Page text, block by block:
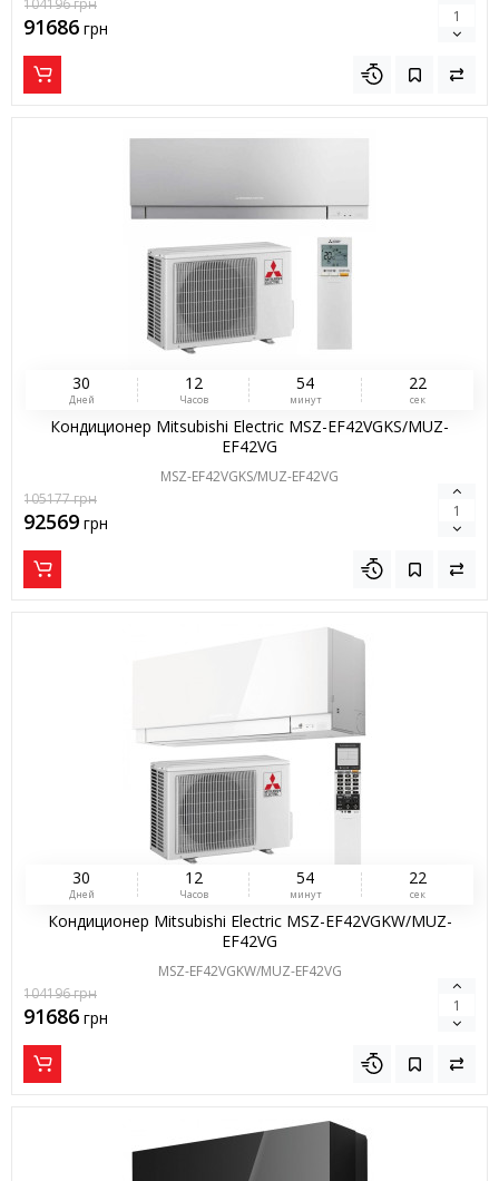
104196грн
91686 грн
30
Дней
1 2
Часов
54
минут
21
сек
Кондиционер Mitsubishi Electric MSZ-EF42VGKS/MUZ-
EF42VG
MSZ-EF42VGKS/MUZ-EF42VG
105177грн
92569 грн
30
Дней
1 2
Часов
54
минут
21
сек
Кондиционер Mitsubishi Electric MSZ-EF42VGKW/MUZ-
EF42VG
MSZ-EF42VGKW/MUZ-EF42VG
104196грн
91686 грн